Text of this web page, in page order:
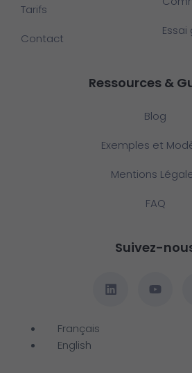
Tarifs
Contact
Ressources &
Blog
Exemples et
Mentions
FAQ
Suivez-
Français
English